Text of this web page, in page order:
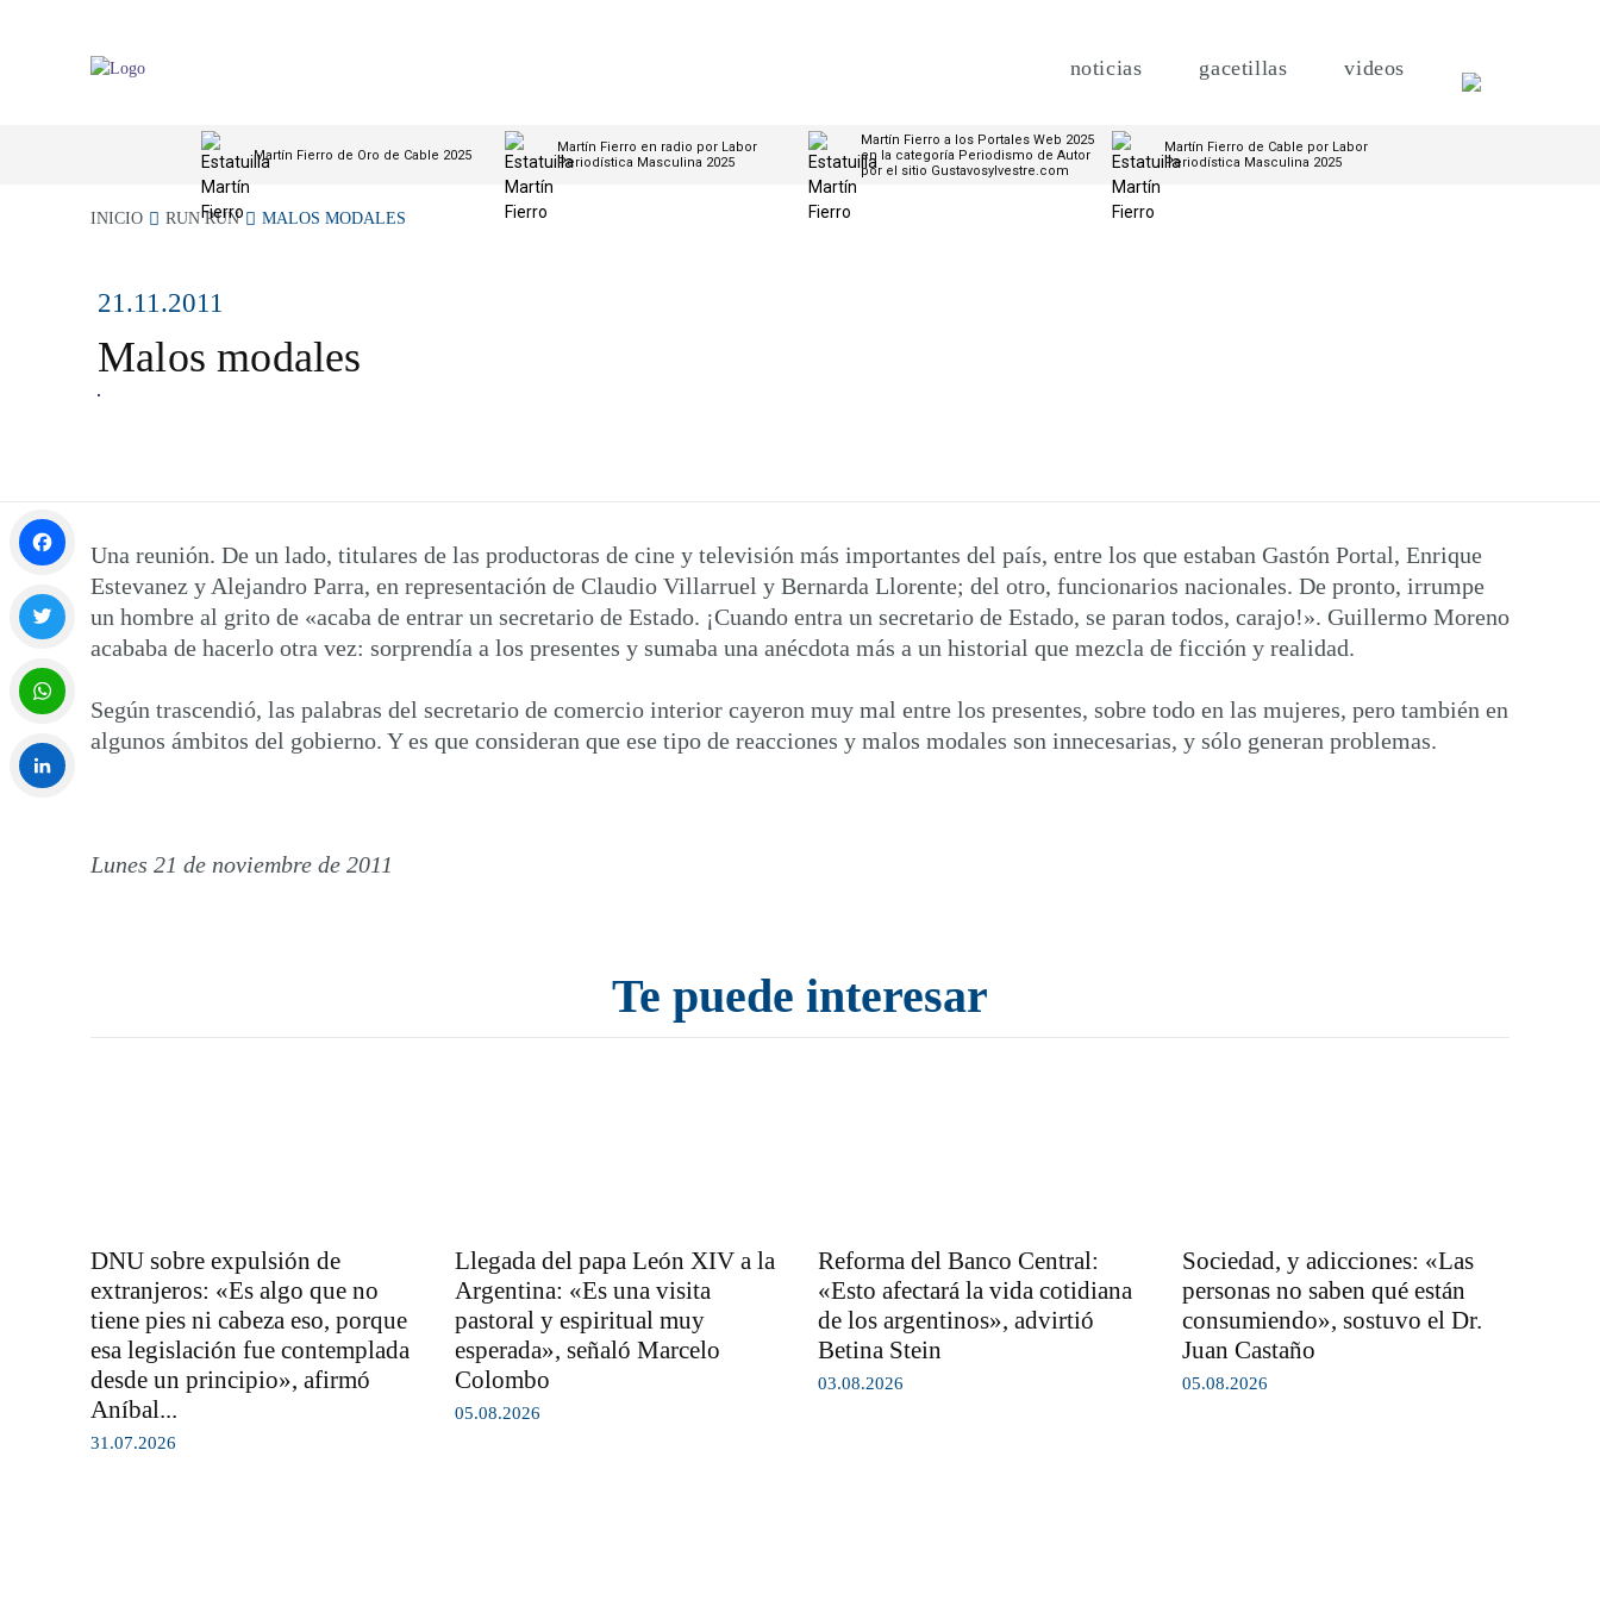
noticias gacetillas videos
Martín Fierro de Oro de Cable 2025
Martín Fierro en radio por Labor
Periodística Masculina 2025
Martín Fierro a los Portales Web 2025
en la categoría Periodismo de Autor
por el sitio Gustavosylvestre.com
Martín Fierro de Cable por Labor
Periodística Masculina 2025
INICIO RUN RUN MALOS MODALES
21.11.2011
Malos modales
Una reunión. De un lado, titulares de las productoras de cine y televisión más importantes del país, entre los que estaban Gastón Portal, Enrique
Estevanez y Alejandro Parra, en representación de Claudio Villarruel y Bernarda Llorente; del otro, funcionarios nacionales. De pronto, irrumpe
un hombre al grito de «acaba de entrar un secretario de Estado. ¡Cuando entra un secretario de Estado, se paran todos, carajo!». Guillermo Moreno
acababa de hacerlo otra vez: sorprendía a los presentes y sumaba una anécdota más a un historial que mezcla de ficción y realidad.
Según trascendió, las palabras del secretario de comercio interior cayeron muy mal entre los presentes, sobre todo en las mujeres, pero también en
algunos ámbitos del gobierno. Y es que consideran que ese tipo de reacciones y malos modales son innecesarias, y sólo generan problemas.
Lunes 21 de noviembre de 2011
Te puede interesar
DNU sobre expulsión de
extranjeros: «Es algo que no
tiene pies ni cabeza eso, porque
esa legislación fue contemplada
desde un principio», afirmó
Aníbal...
31.07.2026
Llegada del papa León XIV a la
Argentina: «Es una visita
pastoral y espiritual muy
esperada», señaló Marcelo
Colombo
05.08.2026
Reforma del Banco Central:
«Esto afectará la vida cotidiana
de los argentinos», advirtió
Betina Stein
03.08.2026
Sociedad, y adicciones: «Las
personas no saben qué están
consumiendo», sostuvo el Dr.
Juan Castaño
05.08.2026
Facebook
Twitter
WhatsApp